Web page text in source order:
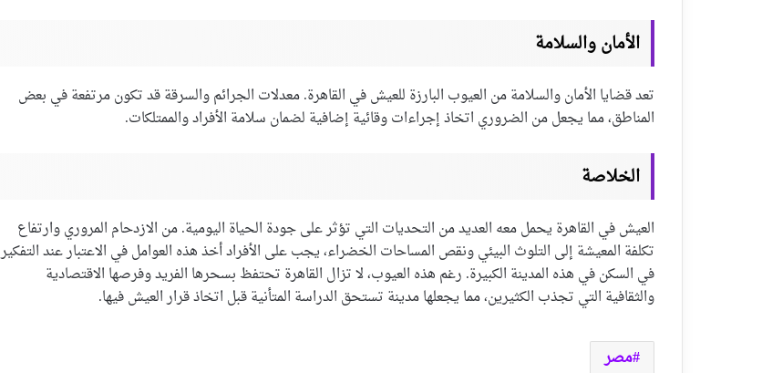
الأمان والسلامة
تعد قضايا الأمان والسلامة من العيوب البارزة للعيش في القاهرة. معدلات الجرائم والسرقة قد تكون مرتفعة في بعض
المناطق، مما يجعل من الضروري اتخاذ إجراءات وقائية إضافية لضمان سلامة الأفراد والممتلكات.
الخلاصة
العيش في القاهرة يحمل معه العديد من التحديات التي تؤثر على جودة الحياة اليومية. من الازدحام المروري وارتفاع
تكلفة المعيشة إلى التلوث البيئي ونقص المساحات الخضراء، يجب على الأفراد أخذ هذه العوامل في الاعتبار عند التفكير
في السكن في هذه المدينة الكبيرة. رغم هذه العيوب، لا تزال القاهرة تحتفظ بسحرها الفريد وفرصها الاقتصادية
والثقافية التي تجذب الكثيرين، مما يجعلها مدينة تستحق الدراسة المتأنية قبل اتخاذ قرار العيش فيها.
مصر